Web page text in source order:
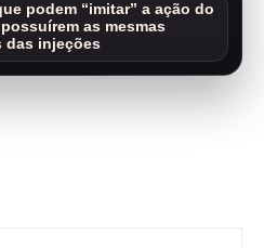
podem “imitar” a ação do
as mesmas
das injeções